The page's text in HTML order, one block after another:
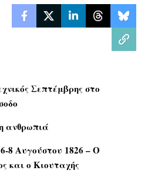
Σεπτέμβρης στο
ανθρωπιά
8 Αυγούστου 1826 – Ο
και ο Κιουταχής